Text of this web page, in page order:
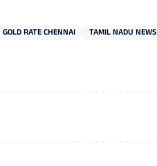
GOLD RATE CHENNAI TAMIL NADU NEWS